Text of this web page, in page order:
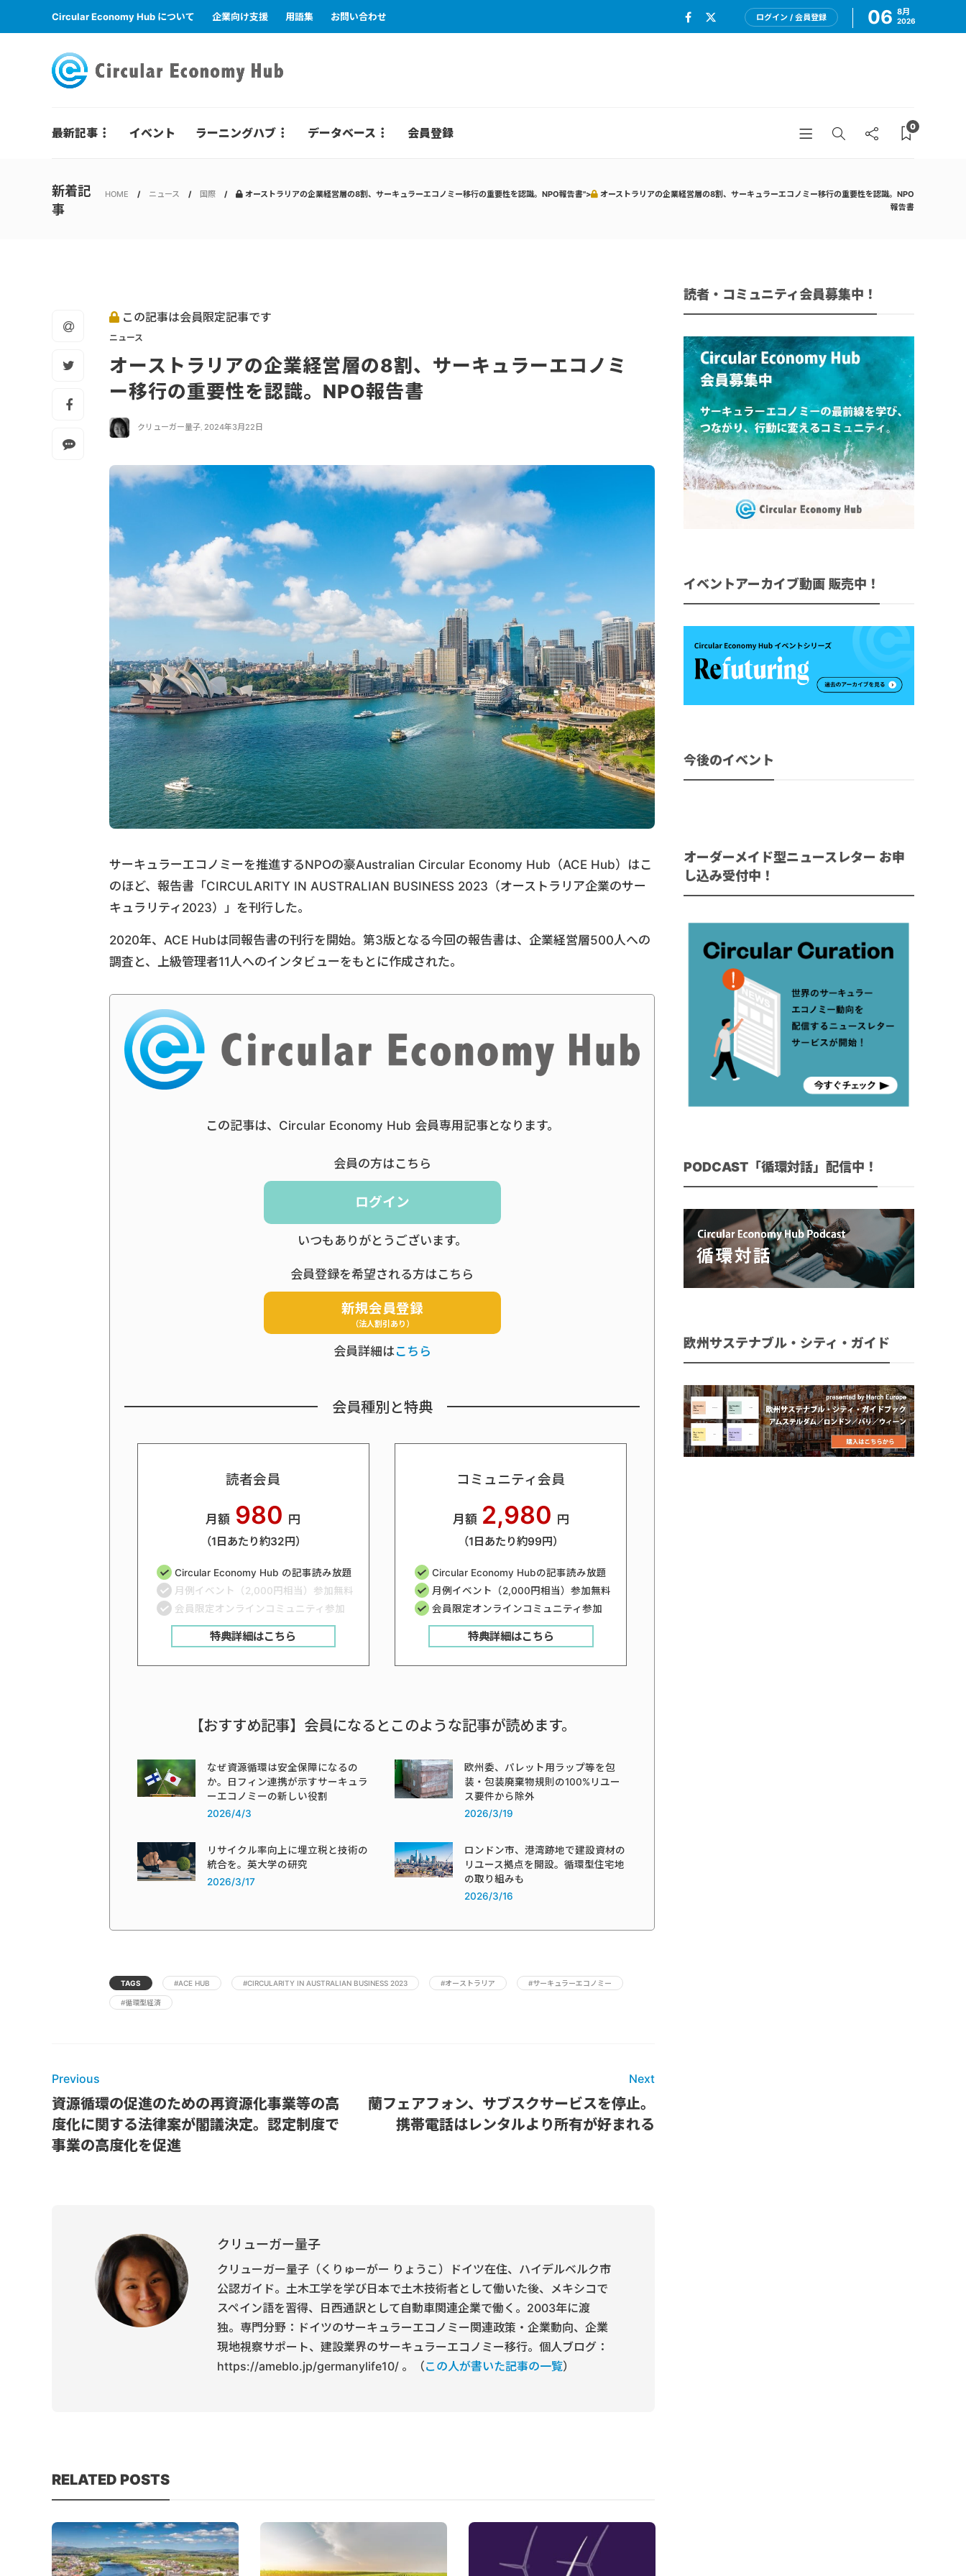
Circular Economy Hub について 企業向け支援 用語集 お問い合わせ ログイン / 会員登録 06 8月
2026
最新記事 イベント ラーニングハブ データベース 会員登録 0
新着記
事
HOME ニュース 国際 オーストラリアの企業経営層の8割、サーキュラーエコノミー移行の重要性を認識。NPO報告書">
オーストラリアの企業経営層の8割、サーキュラーエコノミー移行の重要性を認識。NPO
報告書
この記事は会員限定記事です
ニュース
オーストラリアの企業経営層の8割、サーキュラーエコノミ
ー移行の重要性を認識。NPO報告書
クリューガー量子, 2024年3月22日
サーキュラーエコノミーを推進するNPOの豪Australian Circular Economy Hub（ACE Hub）はこ
のほど、報告書「CIRCULARITY IN AUSTRALIAN BUSINESS 2023（オーストラリア企業のサー
キュラリティ2023）」を刊行した。
2020年、ACE Hubは同報告書の刊行を開始。第3版となる今回の報告書は、企業経営層500人への
調査と、上級管理者11人へのインタビューをもとに作成された。
この記事は、Circular Economy Hub 会員専用記事となります。
会員の方はこちら
ログイン
いつもありがとうございます。
会員登録を希望される方はこちら
新規会員登録
（法人割引あり）
会員詳細はこちら
会員種別と特典
読者会員
月額 980 円
（1日あたり約32円）
Circular Economy Hub の記事読み放題
月例イベント（2,000円相当）参加無料
会員限定オンラインコミュニティ参加
特典詳細はこちら
コミュニティ会員
月額 2,980 円
（1日あたり約99円）
Circular Economy Hubの記事読み放題
月例イベント（2,000円相当）参加無料
会員限定オンラインコミュニティ参加
特典詳細はこちら
【おすすめ記事】会員になるとこのような記事が読めます。
なぜ資源循環は安全保障になるの
か。日フィン連携が示すサーキュラ
ーエコノミーの新しい役割
2026/4/3
欧州委、パレット用ラップ等を包
装・包装廃棄物規則の100%リユー
ス要件から除外
2026/3/19
リサイクル率向上に埋立税と技術の
統合を。英大学の研究
2026/3/17
ロンドン市、港湾跡地で建設資材の
リユース拠点を開設。循環型住宅地
の取り組みも
2026/3/16
TAGS #ACE HUB #CIRCULARITY IN AUSTRALIAN BUSINESS 2023 #オーストラリア #サーキュラーエコノミー
#循環型経済
Previous
資源循環の促進のための再資源化事業等の高
度化に関する法律案が閣議決定。認定制度で
事業の高度化を促進
Next
蘭フェアフォン、サブスクサービスを停止。
携帯電話はレンタルより所有が好まれる
クリューガー量子
クリューガー量子（くりゅーがー りょうこ）ドイツ在住、ハイデルベルク市
公認ガイド。土木工学を学び日本で土木技術者として働いた後、メキシコで
スペイン語を習得、日西通訳として自動車関連企業で働く。2003年に渡
独。専門分野：ドイツのサーキュラーエコノミー関連政策・企業動向、企業
現地視察サポート、建設業界のサーキュラーエコノミー移行。個人ブログ：
https://ameblo.jp/germanylife10/ 。（この人が書いた記事の一覧）
RELATED POSTS
読者・コミュニティ会員募集中！
イベントアーカイブ動画 販売中！
今後のイベント
オーダーメイド型ニュースレター お申
し込み受付中！
PODCAST「循環対話」配信中！
欧州サステナブル・シティ・ガイド